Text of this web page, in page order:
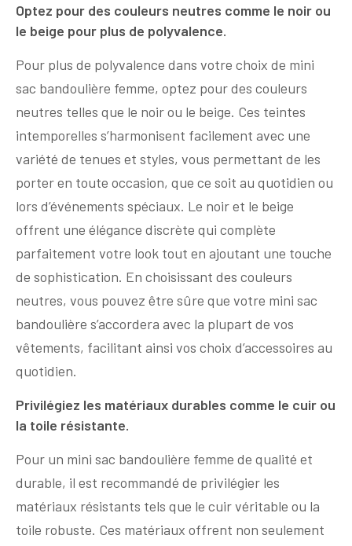
Optez pour des couleurs neutres comme le noir ou
le beige pour plus de polyvalence.
Pour plus de polyvalence dans votre choix de mini
sac bandoulière femme, optez pour des couleurs
neutres telles que le noir ou le beige. Ces teintes
intemporelles s’harmonisent facilement avec une
variété de tenues et styles, vous permettant de les
porter en toute occasion, que ce soit au quotidien ou
lors d’événements spéciaux. Le noir et le beige
offrent une élégance discrète qui complète
parfaitement votre look tout en ajoutant une touche
de sophistication. En choisissant des couleurs
neutres, vous pouvez être sûre que votre mini sac
bandoulière s’accordera avec la plupart de vos
vêtements, facilitant ainsi vos choix d’accessoires au
quotidien.
Privilégiez les matériaux durables comme le cuir ou
la toile résistante.
Pour un mini sac bandoulière femme de qualité et
durable, il est recommandé de privilégier les
matériaux résistants tels que le cuir véritable ou la
toile robuste. Ces matériaux offrent non seulement